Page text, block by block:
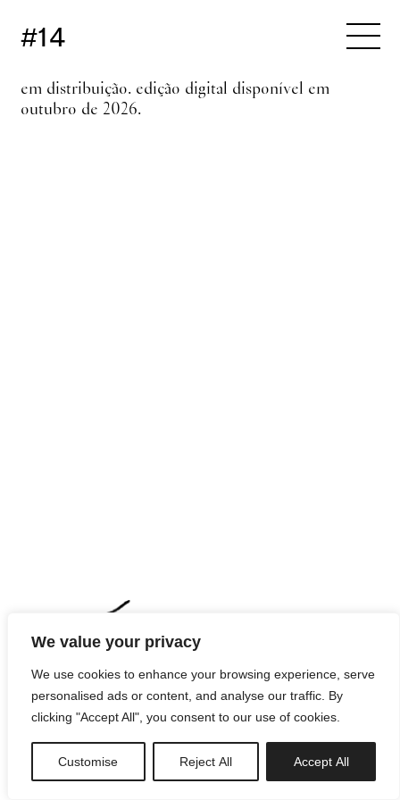
We value your privacy
We use cookies to enhance your browsing experience, serve
personalised ads or content, and analyse our traffic. By
clicking "Accept All", you consent to our use of cookies.
Customise Reject All Accept All
#14
em distribuição. edição digital disponível em
outubro de 2026.
newsletter